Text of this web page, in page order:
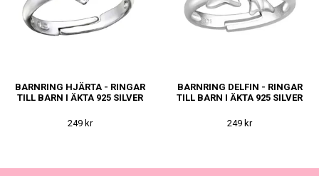
BARNRING HJÄRTA - RINGAR
TILL BARN I ÄKTA 925 SILVER
249 kr
BARNRING DELFIN - RINGAR
TILL BARN I ÄKTA 925 SILVER
249 kr